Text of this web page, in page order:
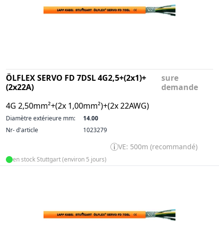
ÖLFLEX SERVO FD 7DSL 4G2,5+(2x1)+
(2x22A)
4G 2,50mm²+(2x 1,00mm²)+(2x 22AWG)
sure
demande
Diamètre extérieure mm:
14.00
Nr- d'article
1023279
VE: 500m (recommandé)
en stock Stuttgart (environ 5 jours)